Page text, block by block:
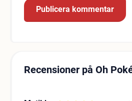
Recensioner på Oh